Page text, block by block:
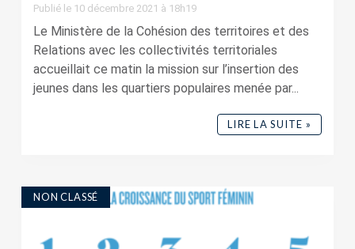
Publié le 10 décembre 2021 à 18h19
Le Ministère de la Cohésion des territoires et des
Relations avec les collectivités territoriales
accueillait ce matin la mission sur l’insertion des
jeunes dans les quartiers populaires menée par...
LIRE LA SUITE »
NON CLASSÉ